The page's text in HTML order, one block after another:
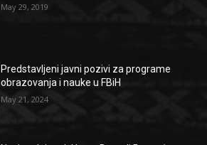
May 29, 2019
Predstavljeni javni pozivi za programe
obrazovanja i nauke u FBiH
May 21, 2024